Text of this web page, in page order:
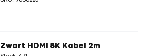
Zwart HDMI 8K Kabel 2m